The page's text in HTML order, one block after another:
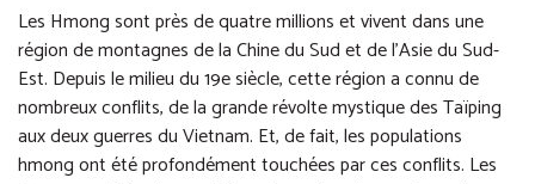
Les Hmong sont près de quatre millions et vivent dans une
région de montagnes de la Chine du Sud et de l’Asie du Sud-
Est. Depuis le milieu du 19e siècle, cette région a connu de
nombreux conflits, de la grande révolte mystique des Taïping
aux deux guerres du Vietnam. Et, de fait, les populations
hmong ont été profondément touchées par ces conflits. Les